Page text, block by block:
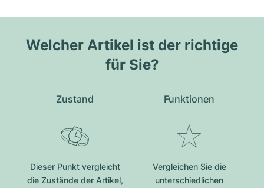
Welcher Artikel ist der richtige
für Sie?
Zustand
Dieser Punkt vergleicht
die Zustände der Artikel,
Funktionen
Vergleichen Sie die
unterschiedlichen